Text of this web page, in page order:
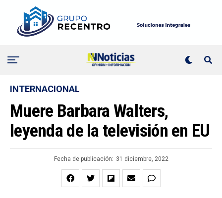
INTERNACIONAL
Muere Barbara Walters,
leyenda de la televisión en EU
Fecha de publicación: 31 diciembre, 2022